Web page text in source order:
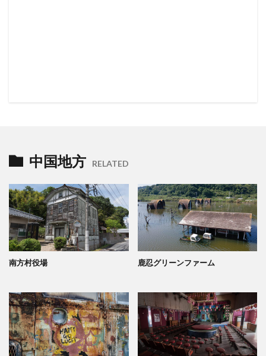
中国地方 RELATED
南方村役場 鹿忍グリーンファーム